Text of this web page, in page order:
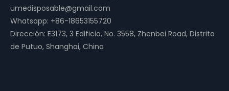
umedisposable@gmail.com
Whatsapp: +86-18653155720
Dirección: E3173, 3 Edificio, No. 3558, Zhenbei Road, Distrito
de Putuo, Shanghai, China